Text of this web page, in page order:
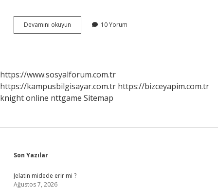
Devamını okuyun
Adet
10 Yorum
https://www.sosyalforum.com.tr
https://kampusbilgisayar.com.tr https://bizceyapim.com.tr
knight online nttgame Sitemap
Sidebar
Son Yazılar
Jelatin midede erir mi ?
Ağustos 7, 2026